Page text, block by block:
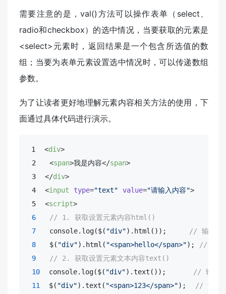
需要注意的是，val()方法可以操作表单（select、
radio和checkbox）的选中情况，当要获取的元素是
<select>元素时，返回结果是一个包含所选值的数
组；当要为表单元素设置选中情况时，可以传递数组
参数。
为了让读者更好地理解元素内容相关方法的使用，下
面通过具体代码进行演示。
1 <div>
2 <span>我是内容</span>
3 </div>
4 <input type="text" value="请输入内容">
5 <script>
6
// 1. 获取设置元素内容html()
7
console.log($( "div").html());
// 输出结
8
   $(
"div").html( "<span>hello</span>");
// 修改
9
// 2. 获取设置元素文本内容text()
10
console.log($( "div").text());
// 输出
11
  $(
"div").text( "<span>123</span>");
// 设置